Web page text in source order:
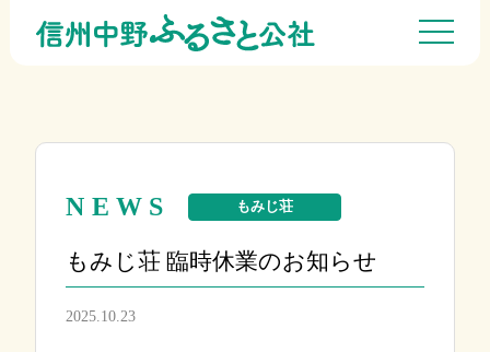
NEWS もみじ荘
もみじ荘 臨時休業のお知らせ
2025.10.23